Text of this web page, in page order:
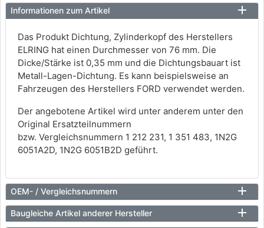
Informationen zum Artikel
Das Produkt Dichtung, Zylinderkopf des Herstellers
ELRING hat einen Durchmesser von 76 mm. Die
Dicke/Stärke ist 0,35 mm und die Dichtungsbauart ist
Metall-Lagen-Dichtung. Es kann beispielsweise an
Fahrzeugen des Herstellers FORD verwendet werden.
Der angebotene Artikel wird unter anderem unter den
Original Ersatzteilnummern
bzw. Vergleichsnummern 1 212 231, 1 351 483, 1N2G
6051A2D, 1N2G 6051B2D geführt.
OEM- / Vergleichsnummern
Baugleiche Artikel anderer Hersteller